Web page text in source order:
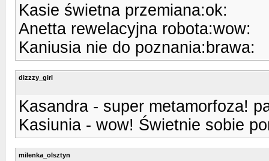
Kasie świetna przemiana:ok:
Anetta rewelacyjna robota:wow:
Kaniusia nie do poznania:brawa:
dizzzy_girl
Kasandra - super metamorfoza!
Kasiunia - wow! Świetnie sobie
milenka_olsztyn